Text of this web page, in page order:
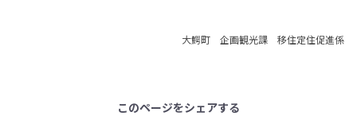
大鰐町 企画観光課 移住定住促進係
このページをシェアする